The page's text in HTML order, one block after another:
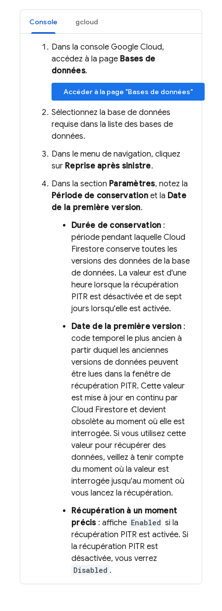
Console gcloud
Dans la console Google Cloud,
accédez à la page Bases de
données.
Accéder à la page "Bases de données"
Sélectionnez la base de données
requise dans la liste des bases de
données.
Dans le menu de navigation, cliquez
sur Reprise après sinistre.
Dans la section Paramètres, notez la
Période de conservationet la Date
de la première version.
Durée de conservation :
période pendant laquelle Cloud
Firestore conserve toutes les
versions des données de la base
de données. La valeur est d'une
heure lorsque la récupération
PITR est désactivée et de sept
jours lorsqu'elle est activée.
Date de la première version:
code temporel le plus ancien à
partir duquel les anciennes
versions de données peuvent
être lues dans la fenêtre de
récupération PITR. Cette valeur
est mise à jour en continu par
Cloud Firestore et devient
obsolète au moment où elle est
interrogée. Si vous utilisez cette
valeur pour récupérer des
données, veillez à tenir compte
du moment où la valeur est
interrogée jusqu'au moment où
vous lancez la récupération.
Récupération à un moment
précis: affiche Enabled si la
récupération PITR est activée. Si
la récupération PITR est
désactivée, vous verrez
Disabled .